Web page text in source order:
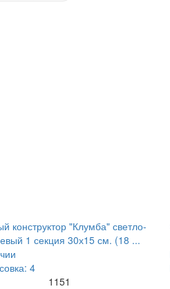
конструктор "Клумба" светло-
1 секция 30х15 см. (18 ...
4
1151